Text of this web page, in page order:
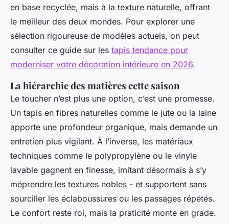
en base recyclée, mais à la texture naturelle, offrant
le meilleur des deux mondes. Pour explorer une
sélection rigoureuse de modèles actuels, on peut
consulter ce guide sur les tapis tendance pour
moderniser votre décoration intérieure en 2026.
La hiérarchie des matières cette saison
Le toucher n’est plus une option, c’est une promesse.
Un tapis en fibres naturelles comme le jute ou la laine
apporte une profondeur organique, mais demande un
entretien plus vigilant. À l’inverse, les matériaux
techniques comme le polypropylène ou le vinyle
lavable gagnent en finesse, imitant désormais à s’y
méprendre les textures nobles - et supportent sans
sourciller les éclaboussures ou les passages répétés.
Le confort reste roi, mais la praticité monte en grade.